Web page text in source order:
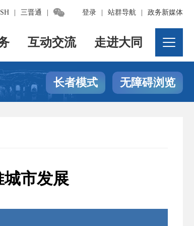
登录 站群导航 政务新媒体
三晋通 
互动交流 走进大同
长者模式 无障碍浏览
市发展